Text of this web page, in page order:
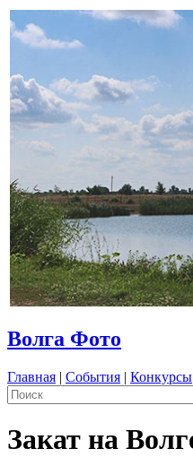
Волга Фото
Главная | События | Конкурсы
Закат на